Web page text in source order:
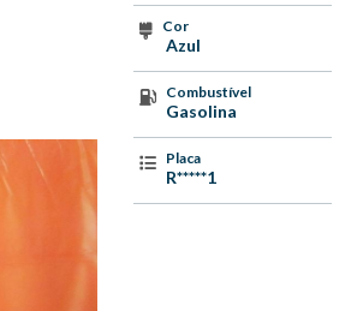
Cor
Azul
Combustível
Gasolina
Placa
R*****1